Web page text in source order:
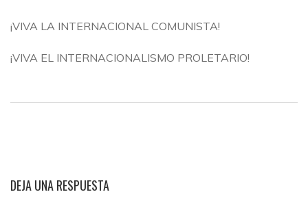
¡VIVA LA INTERNACIONAL COMUNISTA!
¡VIVA EL INTERNACIONALISMO PROLETARIO!
DEJA UNA RESPUESTA